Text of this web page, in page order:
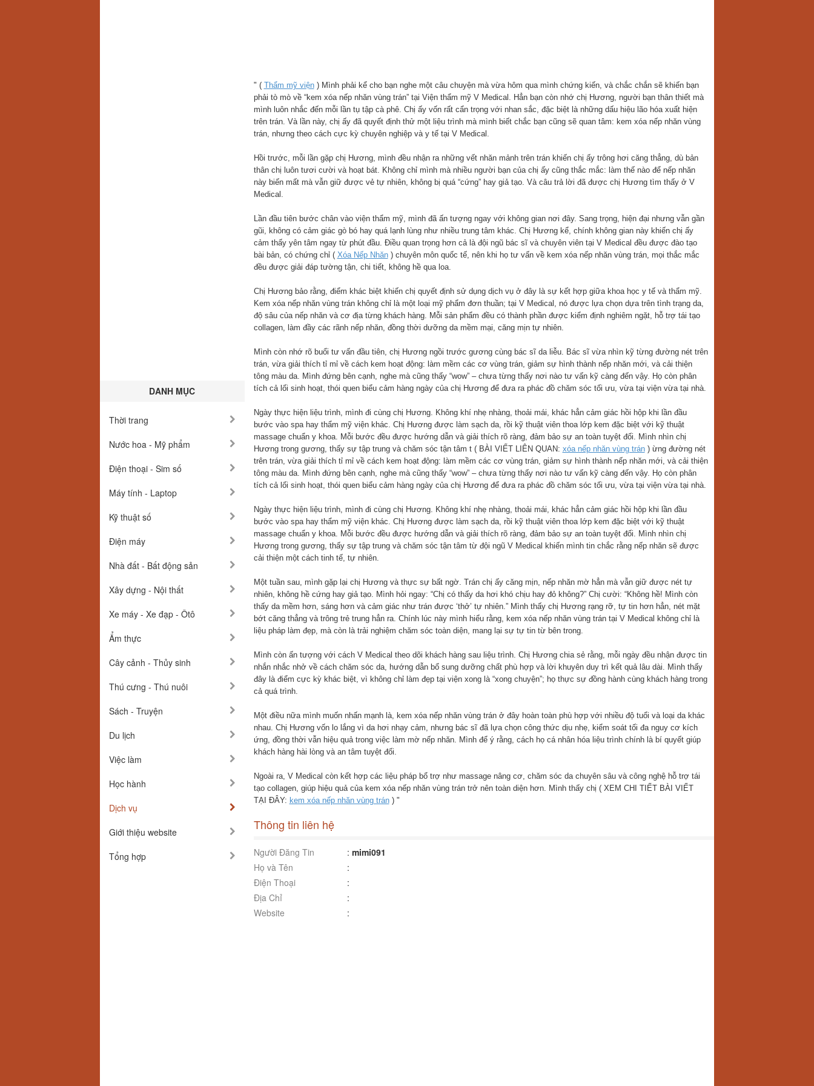
DANH MỤC
Thời trang
Nước hoa - Mỹ phẩm
Điện thoại - Sim số
Máy tính - Laptop
Kỹ thuật số
Điện máy
Nhà đất - Bất động sản
Xây dựng - Nội thất
Xe máy - Xe đạp - Ôtô
Ẩm thực
Cây cảnh - Thủy sinh
Thú cưng - Thú nuôi
Sách - Truyện
Du lịch
Việc làm
Học hành
Dịch vụ
Giới thiệu website
Tổng hợp
" ( Thẩm mỹ viện) Mình phải kể cho bạn nghe một câu chuyện mà vừa hôm qua mình chứng kiến, và chắc chắn sẽ khiến bạn
phải tò mò về “kem xóa nếp nhăn vùng trán” tại Viện thẩm mỹ V Medical. Hẳn bạn còn nhớ chị Hương, người bạn thân thiết mà
mình luôn nhắc đến mỗi lần tụ tập cà phê. Chị ấy vốn rất cẩn trọng với nhan sắc, đặc biệt là những dấu hiệu lão hóa xuất hiện
trên trán. Và lần này, chị ấy đã quyết định thử một liệu trình mà mình biết chắc bạn cũng sẽ quan tâm: kem xóa nếp nhăn vùng
trán, nhưng theo cách cực kỳ chuyên nghiệp và y tế tại V Medical.
Hồi trước, mỗi lần gặp chị Hương, mình đều nhận ra những vết nhăn mảnh trên trán khiến chị ấy trông hơi căng thẳng, dù bản
thân chị luôn tươi cười và hoạt bát. Không chỉ mình mà nhiều người bạn của chị ấy cũng thắc mắc: làm thế nào để nếp nhăn
này biến mất mà vẫn giữ được vẻ tự nhiên, không bị quá “cứng” hay giả tạo. Và câu trả lời đã được chị Hương tìm thấy ở V
Medical.
Lần đầu tiên bước chân vào viện thẩm mỹ, mình đã ấn tượng ngay với không gian nơi đây. Sang trọng, hiện đại nhưng vẫn gần
gũi, không có cảm giác gò bó hay quá lạnh lùng như nhiều trung tâm khác. Chị Hương kể, chính không gian này khiến chị ấy
cảm thấy yên tâm ngay từ phút đầu. Điều quan trọng hơn cả là đội ngũ bác sĩ và chuyên viên tại V Medical đều được đào tạo
bài bản, có chứng chỉ ( Xóa Nếp Nhăn) chuyên môn quốc tế, nên khi họ tư vấn về kem xóa nếp nhăn vùng trán, mọi thắc mắc
đều được giải đáp tường tận, chi tiết, không hề qua loa.
Chị Hương bảo rằng, điểm khác biệt khiến chị quyết định sử dụng dịch vụ ở đây là sự kết hợp giữa khoa học y tế và thẩm mỹ.
Kem xóa nếp nhăn vùng trán không chỉ là một loại mỹ phẩm đơn thuần; tại V Medical, nó được lựa chọn dựa trên tình trạng da,
độ sâu của nếp nhăn và cơ địa từng khách hàng. Mỗi sản phẩm đều có thành phần được kiểm định nghiêm ngặt, hỗ trợ tái tạo
collagen, làm đầy các rãnh nếp nhăn, đồng thời dưỡng da mềm mại, căng mịn tự nhiên.
Mình còn nhớ rõ buổi tư vấn đầu tiên, chị Hương ngồi trước gương cùng bác sĩ da liễu. Bác sĩ vừa nhìn kỹ từng đường nét trên
trán, vừa giải thích tỉ mỉ về cách kem hoạt động: làm mềm các cơ vùng trán, giảm sự hình thành nếp nhăn mới, và cải thiện
tông màu da. Mình đứng bên cạnh, nghe mà cũng thấy “wow” – chưa từng thấy nơi nào tư vấn kỹ càng đến vậy. Họ còn phân
tích cả lối sinh hoạt, thói quen biểu cảm hàng ngày của chị Hương để đưa ra phác đồ chăm sóc tối ưu, vừa tại viện vừa tại nhà.
Ngày thực hiện liệu trình, mình đi cùng chị Hương. Không khí nhẹ nhàng, thoải mái, khác hẳn cảm giác hồi hộp khi lần đầu
bước vào spa hay thẩm mỹ viện khác. Chị Hương được làm sạch da, rồi kỹ thuật viên thoa lớp kem đặc biệt với kỹ thuật
massage chuẩn y khoa. Mỗi bước đều được hướng dẫn và giải thích rõ ràng, đảm bảo sự an toàn tuyệt đối. Mình nhìn chị
Hương trong gương, thấy sự tập trung và chăm sóc tận tâm t ( BÀI VIẾT LIÊN QUAN: xóa nếp nhăn vùng trán) ừng đường nét
trên trán, vừa giải thích tỉ mỉ về cách kem hoạt động: làm mềm các cơ vùng trán, giảm sự hình thành nếp nhăn mới, và cải thiện
tông màu da. Mình đứng bên cạnh, nghe mà cũng thấy “wow” – chưa từng thấy nơi nào tư vấn kỹ càng đến vậy. Họ còn phân
tích cả lối sinh hoạt, thói quen biểu cảm hàng ngày của chị Hương để đưa ra phác đồ chăm sóc tối ưu, vừa tại viện vừa tại nhà.
Ngày thực hiện liệu trình, mình đi cùng chị Hương. Không khí nhẹ nhàng, thoải mái, khác hẳn cảm giác hồi hộp khi lần đầu
bước vào spa hay thẩm mỹ viện khác. Chị Hương được làm sạch da, rồi kỹ thuật viên thoa lớp kem đặc biệt với kỹ thuật
massage chuẩn y khoa. Mỗi bước đều được hướng dẫn và giải thích rõ ràng, đảm bảo sự an toàn tuyệt đối. Mình nhìn chị
Hương trong gương, thấy sự tập trung và chăm sóc tận tâm từ đội ngũ V Medical khiến mình tin chắc rằng nếp nhăn sẽ được
cải thiện một cách tinh tế, tự nhiên.
Một tuần sau, mình gặp lại chị Hương và thực sự bất ngờ. Trán chị ấy căng mịn, nếp nhăn mờ hẳn mà vẫn giữ được nét tự
nhiên, không hề cứng hay giả tạo. Mình hỏi ngay: “Chị có thấy da hơi khó chịu hay đỏ không?” Chị cười: “Không hề! Mình còn
thấy da mềm hơn, sáng hơn và cảm giác như trán được ‘thở’ tự nhiên.” Mình thấy chị Hương rạng rỡ, tự tin hơn hẳn, nét mặt
bớt căng thẳng và trông trẻ trung hẳn ra. Chính lúc này mình hiểu rằng, kem xóa nếp nhăn vùng trán tại V Medical không chỉ là
liệu pháp làm đẹp, mà còn là trải nghiệm chăm sóc toàn diện, mang lại sự tự tin từ bên trong.
Mình còn ấn tượng với cách V Medical theo dõi khách hàng sau liệu trình. Chị Hương chia sẻ rằng, mỗi ngày đều nhận được tin
nhắn nhắc nhở về cách chăm sóc da, hướng dẫn bổ sung dưỡng chất phù hợp và lời khuyên duy trì kết quả lâu dài. Mình thấy
đây là điểm cực kỳ khác biệt, vì không chỉ làm đẹp tại viện xong là “xong chuyện”; họ thực sự đồng hành cùng khách hàng trong
cả quá trình.
Một điều nữa mình muốn nhấn mạnh là, kem xóa nếp nhăn vùng trán ở đây hoàn toàn phù hợp với nhiều độ tuổi và loại da khác
nhau. Chị Hương vốn lo lắng vì da hơi nhạy cảm, nhưng bác sĩ đã lựa chọn công thức dịu nhẹ, kiểm soát tối đa nguy cơ kích
ứng, đồng thời vẫn hiệu quả trong việc làm mờ nếp nhăn. Mình để ý rằng, cách họ cá nhân hóa liệu trình chính là bí quyết giúp
khách hàng hài lòng và an tâm tuyệt đối.
Ngoài ra, V Medical còn kết hợp các liệu pháp bổ trợ như massage nâng cơ, chăm sóc da chuyên sâu và công nghệ hỗ trợ tái
tạo collagen, giúp hiệu quả của kem xóa nếp nhăn vùng trán trở nên toàn diện hơn. Mình thấy chị ( XEM CHI TIẾT BÀI VIẾT
TẠI ĐÂY: kem xóa nếp nhăn vùng trán) "
Thông tin liên hệ
Người Đăng Tin : mimi091
Họ và Tên
:
Điện Thoại
:
Địa Chỉ
:
Website
: